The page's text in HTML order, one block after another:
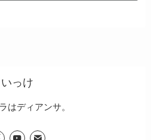
いっけ
はディアンサ。